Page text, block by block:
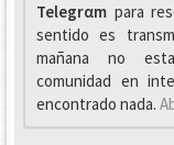
Telegrαm para
sentido es
mañana no
comunidad en
encontrado nada.